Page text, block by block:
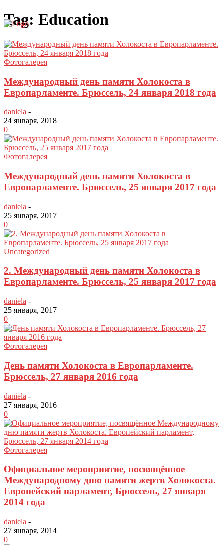
Tag: Education
Фотогалерея
Международный день памяти Холокоста в
Европарламенте. Брюссель, 24 января 2018 года
daniela -
24 января, 2018
0
Фотогалерея
Международный день памяти Холокоста в
Европарламенте. Брюссель, 25 января 2017 года
daniela -
25 января, 2017
0
Uncategorized
2. Международный день памяти Холокоста в
Европарламенте. Брюссель, 25 января 2017 года
daniela -
25 января, 2017
0
Фотогалерея
День памяти Холокоста в Европарламенте.
Брюссель, 27 января 2016 года
daniela -
27 января, 2016
0
Фотогалерея
Официальное мероприятие, посвящённое
Международному дню памяти жертв Холокоста.
Европейский парламент, Брюссель, 27 января
2014 года
daniela -
27 января, 2014
0